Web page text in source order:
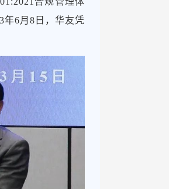
年6月8日，华友凭